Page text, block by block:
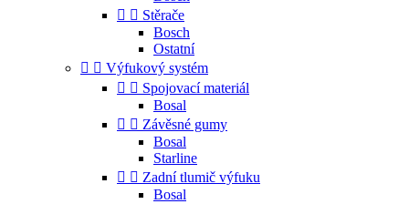
  Stěrače
Bosch
Ostatní
  Výfukový systém
  Spojovací materiál
Bosal
  Závěsné gumy
Bosal
Starline
  Zadní tlumič výfuku
Bosal